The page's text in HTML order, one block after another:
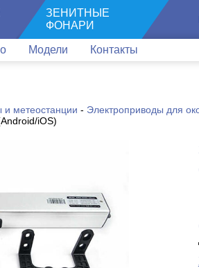
ЗЕНИТНЫЕ
ФОНАРИ
Модели Контакты
и метеостанции - Электроприводы для
iOS)